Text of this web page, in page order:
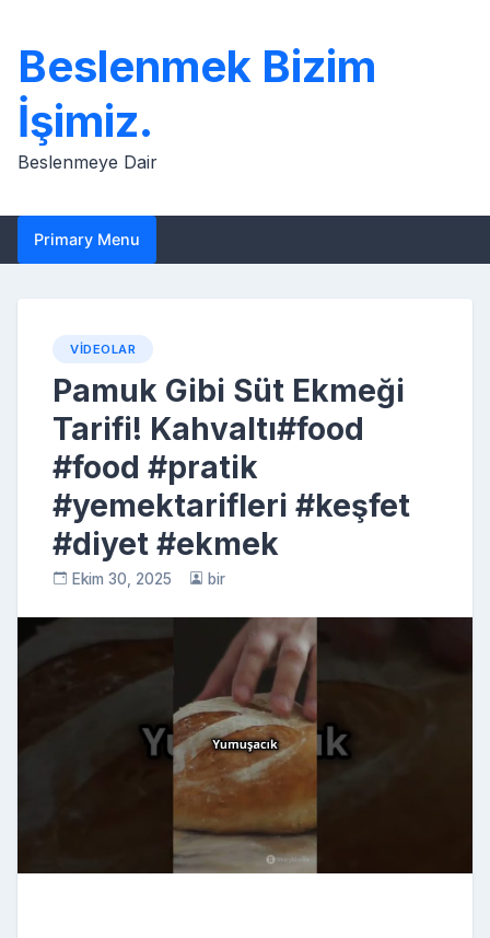
content
Beslenmek Bizim
İşimiz.
Beslenmeye Dair
Primary Menu
VIDEOLAR
Pamuk Gibi Süt Ekmeği
Tarifi! Kahvaltı#food
#food #pratik
#yemektarifleri #keşfet
#diyet #ekmek
Ekim 30, 2025 bir